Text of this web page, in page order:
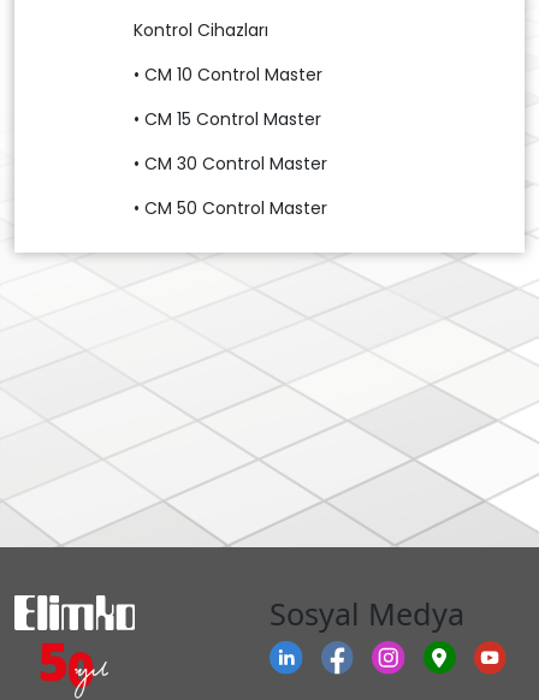
Kontrol Cihazları
• CM 10 Control Master
• CM 15 Control Master
• CM 30 Control Master
• CM 50 Control Master
Sosyal Medya